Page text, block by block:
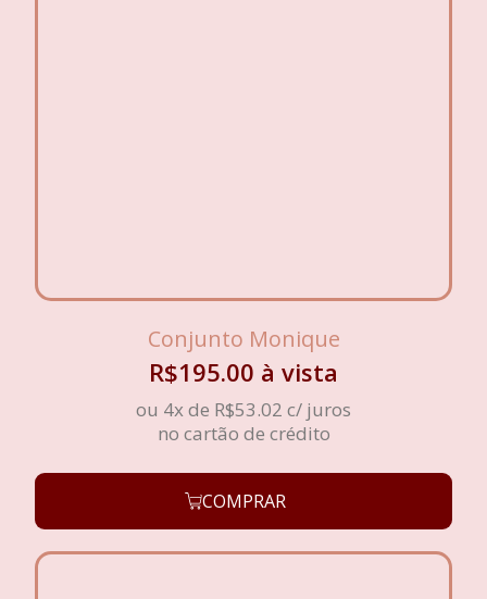
Conjunto Monique
R$195.00 à vista
ou 4x de R$53.02 c/ juros
no cartão de crédito
COMPRAR